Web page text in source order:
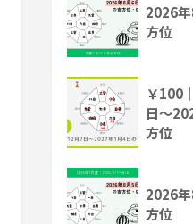
2026
方位
￥100
日～
方位
2026
方位